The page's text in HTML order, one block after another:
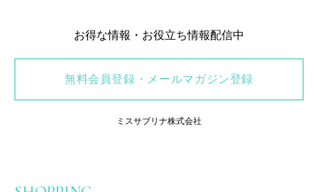
お得な情報・お役立ち情報配信中
無料会員登録・メールマガジン登録
ミスサブリナ株式会社